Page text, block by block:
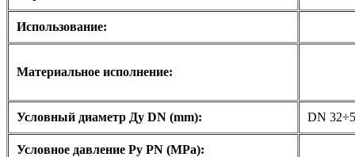
Использование:
Материальное исполнение:
Условный диаметр Ду DN (mm): DN
Условное давление Ру PN (MPa):